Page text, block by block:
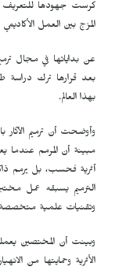
كرست جهودها للتعريف
المزج بين العمل
عن بداياتها في مجال
بعد قرارها ترك دراسة
بهذا العالم.
وأوضحت أن ترميم
مبينة أن المرمم عندما
أثرية فحسب، بل يرمم
الترميم يسبقه عمل
وتقنيات علمية
وبينت أن المختصين
الأثرية وحمايتها من